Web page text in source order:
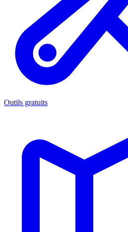
Outils gratuits